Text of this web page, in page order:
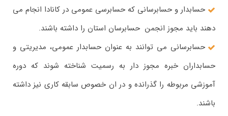
حسابدار و حسابرسانی که حسابرسی عمومی در کانادا انجام می
دهند باید مجوز انجمن حسابرسان استان را داشته باشند.
حسابرسانی می توانند به عنوان حسابدار عمومی، مدیریتی و
حسابداران خبره مجوز دار به رسمیت شناخته شوند که دوره
آموزشی مربوطه را گذرانده و در ان خصوص سابقه کاری نیز داشته
باشند.